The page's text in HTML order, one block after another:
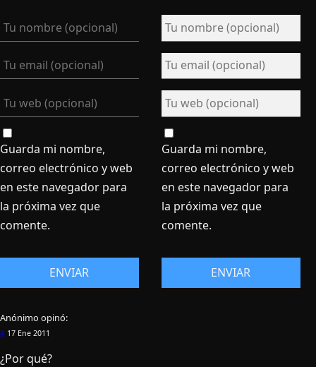
Guarda mi nombre,
correo electrónico y web
en este navegador para
la próxima vez que
comente.
Anónimo opinó:
# 17 Ene 2011
¿Por qué?
Guarda mi nombre,
correo electrónico y web
en este navegador para
la próxima vez que
comente.